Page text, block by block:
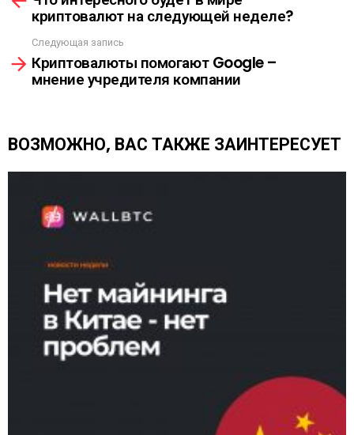
К
А
е
щ
криптовалют на следующей неделе?
Следующая запись
Криптовалюты помогают Google –
мнение учредителя компании
ВОЗМОЖНО, ВАС ТАКЖЕ ЗАИНТЕРЕСУЕТ